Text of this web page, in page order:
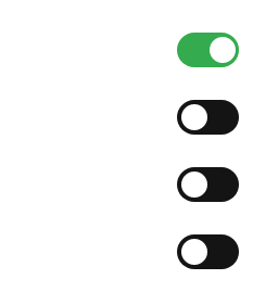
tieto cookies. Ďakujeme!